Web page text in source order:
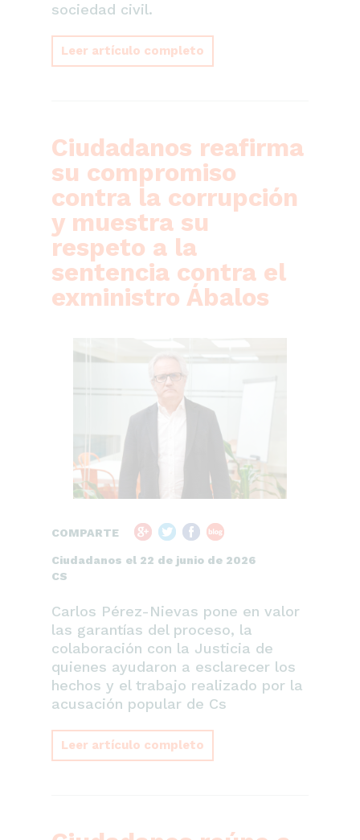
sociedad civil.
Leer artículo completo
Ciudadanos reafirma
su compromiso
contra la corrupción
y muestra su
respeto a la
sentencia contra el
exministro Ábalos
COMPARTE
Ciudadanos el 22 de junio de 2026
CS
Carlos Pérez-Nievas pone en valor
las garantías del proceso, la
colaboración con la Justicia de
quienes ayudaron a esclarecer los
hechos y el trabajo realizado por la
acusación popular de Cs
Leer artículo completo